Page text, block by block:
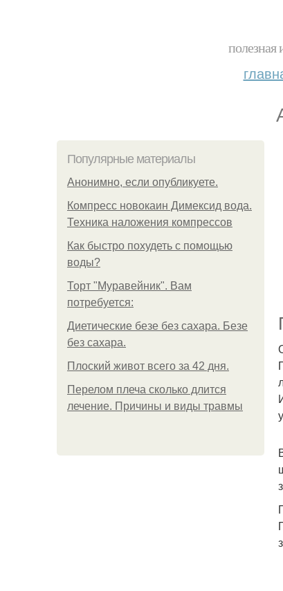
полезная
Популярные материалы
Анонимно, если опубликуете.
Компресс новокаин Димексид вода.
Техника наложения компрессов
Как быстро похудеть с помощью
воды?
Торт "Муравейник". Вам
потребуется:
Диетические безе без сахара. Безе
без сахара.
Плоский живот всего за 42 дня.
Перелом плеча сколько длится
лечение. Причины и виды травмы